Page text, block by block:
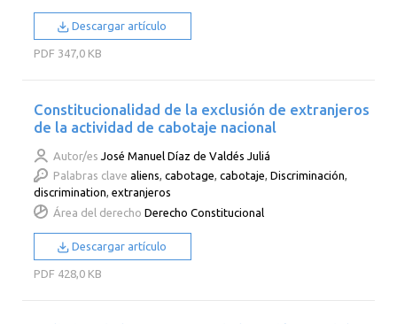
Descargar artículo
PDF 347,0 KB
Constitucionalidad de la exclusión de extranjeros
de la actividad de cabotaje nacional
Autor/es José Manuel Díaz de Valdés Juliá
Palabras clave aliens,cabotage,cabotaje,Discriminación,
discrimination,extranjeros
Área del derecho Derecho Constitucional
Descargar artículo
PDF 428,0 KB